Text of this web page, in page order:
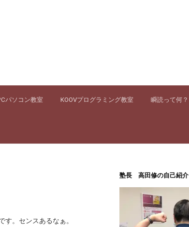
パソコン教室 KOOVプログラミング教室 瞬読って何？
。センスあるなぁ。
塾長 高田修の自己紹介